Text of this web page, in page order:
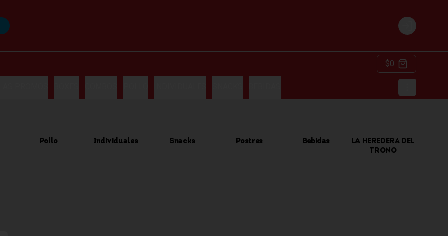
Login
$0
Pollo Individuales Snacks Postres Bebidas
LA HEREDERA DEL
TRONO